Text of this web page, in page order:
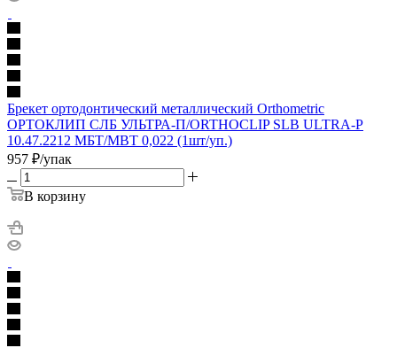
Брекет ортодонтический металлический Orthometric
ОРТОКЛИП СЛБ УЛЬТРА-П/ORTHOCLIP SLB ULTRA-P
10.47.2212 МБТ/MBT 0,022 (1шт/уп.)
957 ₽/упак
В корзину